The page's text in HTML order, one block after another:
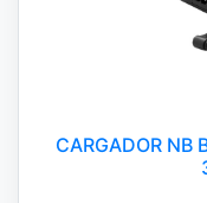
CARGADOR NB